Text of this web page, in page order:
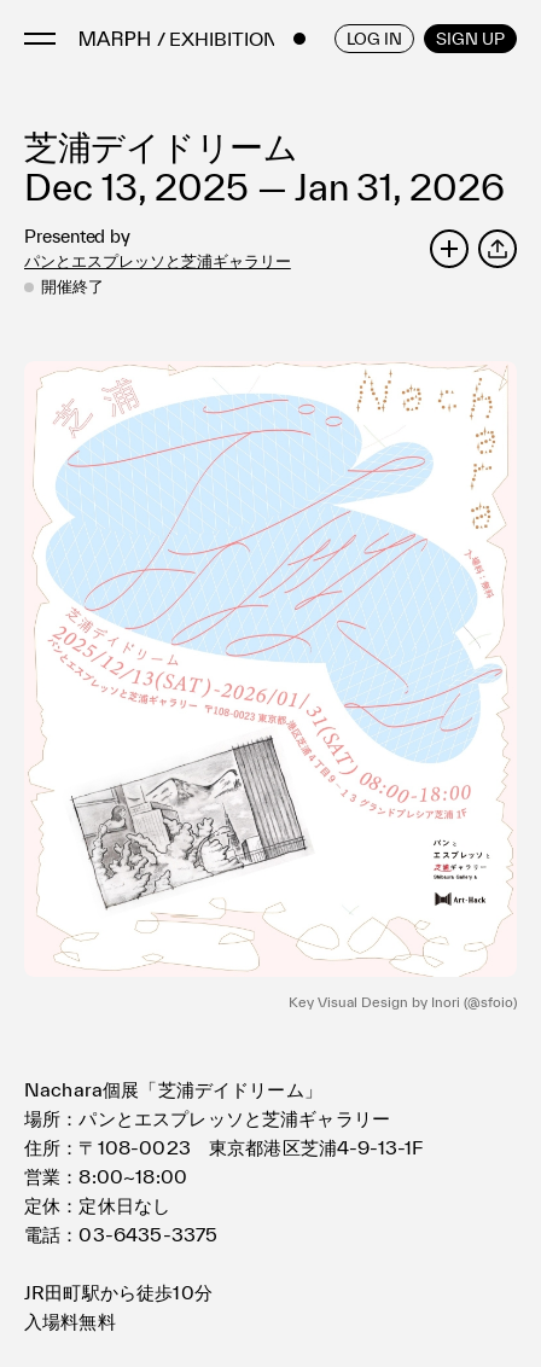
/ EXHIBITIONS LOG IN SIGN UP
Artists
Artworks
Galleries & Museums
Exhibitions
Art Fairs & Events
About
利用規約
プライバシ−ポリシー
運営会社
お問い合わせ
ENGLISH / JAPANESE
芝浦デイドリーム
Dec 13, 2025 — Jan 31, 2026
Presented by
パンとエスプレッソと芝浦ギャラリー
開催終了
Key Visual Design by Inori (@sfoio)
Nachara個展「芝浦デイドリーム」
‪場所：パンとエスプレッソと芝浦ギャラリー
住所：〒108-0023 東京都港区芝浦4-9-13-1F
営業：8:00~18:00
定休：定休日なし
電話：03-6435-3375
JR田町駅から徒歩10分
入場料無料